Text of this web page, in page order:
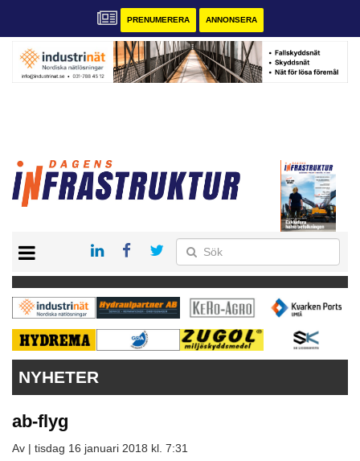
PRENUMERERA ANNONSERA
KONTAKT
VÅRA ANDRA MAGASIN
PRENUMERERA
ANNONSERA
NYHETER
ab-flyg
Av | tisdag 16 januari 2018 kl. 7:31